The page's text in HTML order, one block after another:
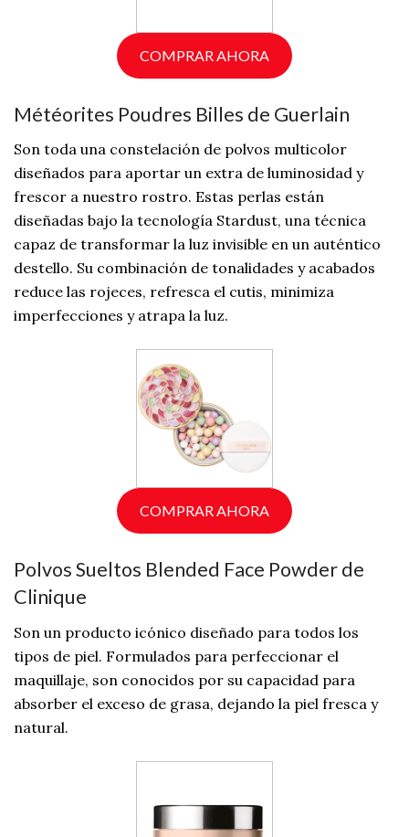
COMPRAR AHORA
Météorites Poudres Billes de Guerlain
Son toda una constelación de polvos multicolor
diseñados para aportar un extra de luminosidad y
frescor a nuestro rostro. Estas perlas están
diseñadas bajo la tecnología Stardust, una técnica
capaz de transformar la luz invisible en un auténtico
destello. Su combinación de tonalidades y acabados
reduce las rojeces, refresca el cutis, minimiza
imperfecciones y atrapa la luz.
COMPRAR AHORA
Polvos Sueltos Blended Face Powder de
Clinique
Son un producto icónico diseñado para todos los
tipos de piel. Formulados para perfeccionar el
maquillaje, son conocidos por su capacidad para
absorber el exceso de grasa, dejando la piel fresca y
natural.